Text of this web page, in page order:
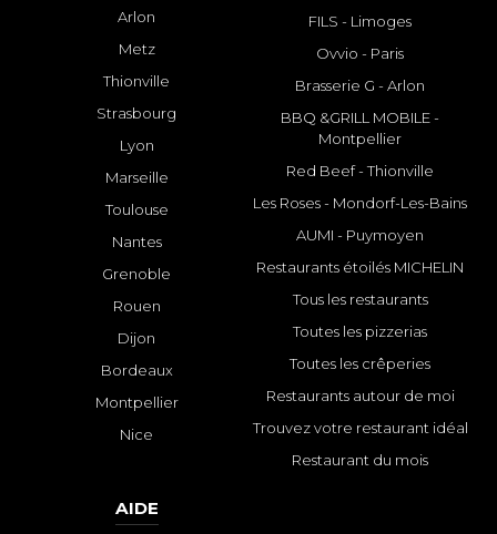
Arlon
Metz
Thionville
Strasbourg
Lyon
Marseille
Toulouse
Nantes
Grenoble
Rouen
Dijon
Bordeaux
Montpellier
Nice
FILS - Limoges
Ovvio - Paris
Brasserie G - Arlon
BBQ &GRILL MOBILE -
Montpellier
Red Beef - Thionville
Les Roses - Mondorf-Les-Bains
AUMI - Puymoyen
Restaurants étoilés MICHELIN
Tous les restaurants
Toutes les pizzerias
Toutes les crêperies
Restaurants autour de moi
Trouvez votre restaurant idéal
Restaurant du mois
AIDE